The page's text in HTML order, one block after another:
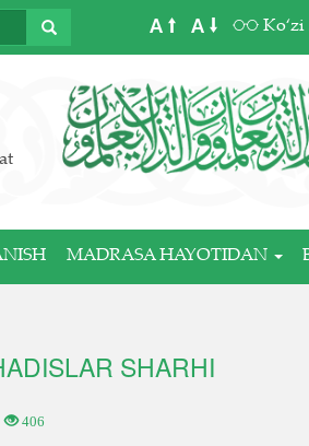
A A
MADRASA HAYOTIDAN
SHARHI
406